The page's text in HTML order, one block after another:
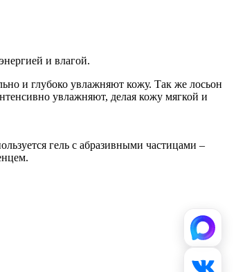
и влагой.
и глубоко увлажняют кожу. Так же лосьон
увлажняют, делая кожу мягкой и
гель с абразивными частицами –